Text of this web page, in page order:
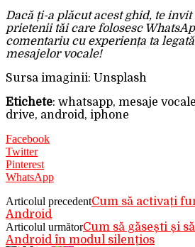
Dacă ți-a plăcut acest ghid, te
prietenii tăi care folosesc
comentariu cu experiența ta
mesajelor vocale!
Sursa imaginii: Unsplash
Etichete: whatsapp, mesaje
drive, android, iphone
Facebook
Twitter
Pinterest
WhatsApp
Articolul precedentCum să activați
Android
Articolul următorCum să găsești și
Android în modul silențios